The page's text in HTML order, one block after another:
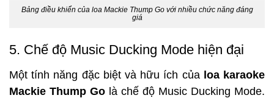
Bảng điều khiển của loa Mackie Thump Go với nhiều chức năng đáng
giá
5. Chế độ Music Ducking Mode hiện đại
Một tính năng đặc biệt và hữu ích của loa karaoke
Mackie Thump Go là chế độ Music Ducking Mode.